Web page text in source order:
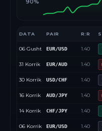
90%
DATA PAIR R:R
06 Gusht EUR/USD 1.40
31 Korrik EUR/AUD 1.40
30 Korrik USD/CHF 1.40
16 Korrik AUD/JPY 1.40
14 Korrik CHF/JPY 1.40
06 Korrik EUR/USD 1.40